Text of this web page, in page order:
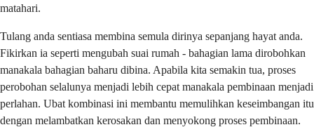
matahari.
Tulang anda sentiasa membina semula dirinya sepanjang hayat anda.
Fikirkan ia seperti mengubah suai rumah - bahagian lama dirobohkan
manakala bahagian baharu dibina. Apabila kita semakin tua, proses
perobohan selalunya menjadi lebih cepat manakala pembinaan menjadi
perlahan. Ubat kombinasi ini membantu memulihkan keseimbangan itu
dengan melambatkan kerosakan dan menyokong proses pembinaan.